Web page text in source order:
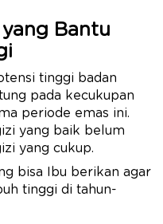
yang Bantu
tinggi badan
pada kecukupan
periode emas ini.
yang baik belum
yang cukup.
bisa Ibu berikan agar
tinggi di tahun-